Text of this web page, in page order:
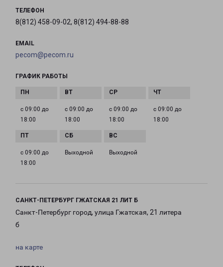
ТЕЛЕФОН
8(812) 458-09-02, 8(812) 494-88-88
EMAIL
pecom@pecom.ru
ГРАФИК РАБОТЫ
с 09:00 до
18:00
с 09:00 до
18:00
с 09:00 до
18:00
с 09:00 до
18:00
с 09:00 до
18:00
Выходной Выходной
САНКТ-ПЕТЕРБУРГ ГЖАТСКАЯ 21 ЛИТ Б
Санкт-Петербург город, улица Гжатская, 21 литера
б
на карте